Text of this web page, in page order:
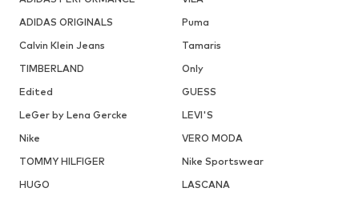
ADIDAS ORIGINALS
Puma
Calvin Klein Jeans
Tamaris
TIMBERLAND
Only
Edited
GUESS
LeGer by Lena Gercke
LEVI'S
Nike
VERO MODA
TOMMY HILFIGER
Nike Sportswear
HUGO
LASCANA